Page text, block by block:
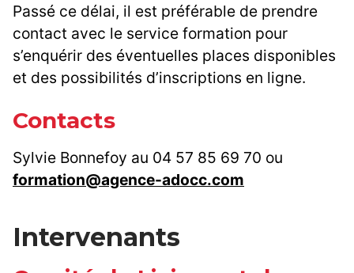
Passé ce délai, il est préférable de prendre
contact avec le service formation pour
s’enquérir des éventuelles places disponibles
et des possibilités d’inscriptions en ligne.
Contacts
Sylvie Bonnefoy au 04 57 85 69 70 ou
formation@agence-adocc.com
Intervenants